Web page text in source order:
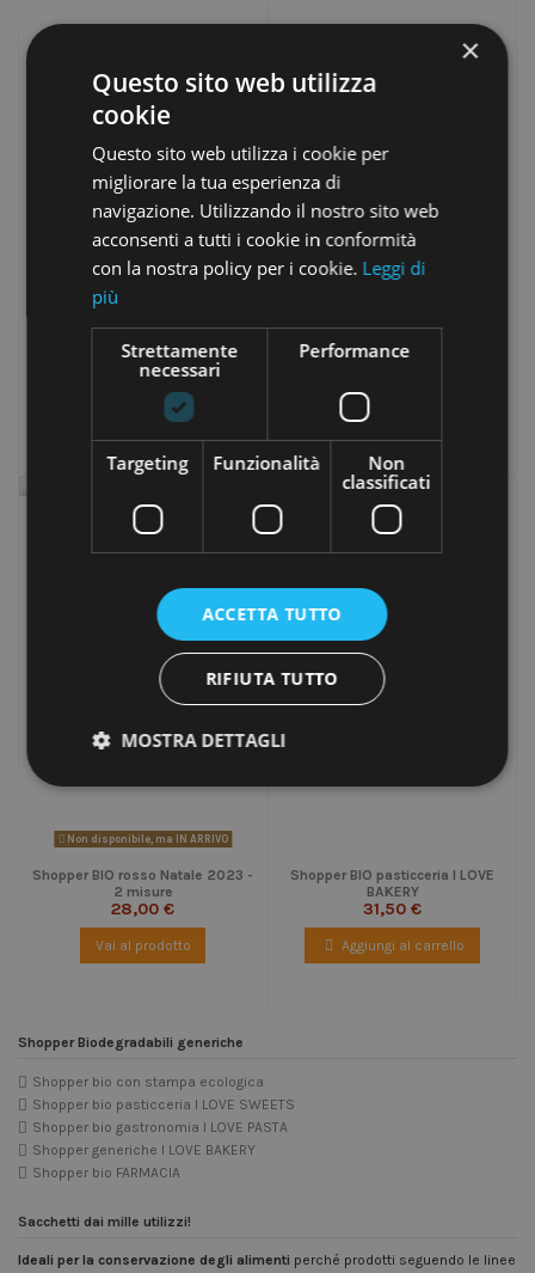
Shopper BIO generiche EXTRA-
23,55 €
Aggiungi al carrello
6,25 €
Non disponibile, ma IN ARRIVO
Shopper BIO rosso Natale 2023 -
2 misure
28,00 €
Vai al prodotto
Shopper BIO pasticceria I LOVE
BAKERY
31,50 €
Aggiungi al carrello
Shopper Biodegradabili generiche
Shopper bio con stampa ecologica
Shopper bio pasticceria I LOVE SWEETS
Shopper bio gastronomia I LOVE PASTA
Shopper generiche I LOVE BAKERY
Shopper bio FARMACIA
Sacchetti dai mille utilizzi!
Ideali per la conservazione degli alimenti perché prodotti seguendo le linee
×
Questo sito web utilizza
cookie
Questo sito web utilizza i cookie per
migliorare la tua esperienza di
navigazione. Utilizzando il nostro sito web
acconsenti a tutti i cookie in conformità
con la nostra policy per i cookie. Leggi di
più
Strettamente
necessari
Performance
Targeting Funzionalità
Non
classificati
ACCETTA TUTTO
RIFIUTA TUTTO
MOSTRA DETTAGLI